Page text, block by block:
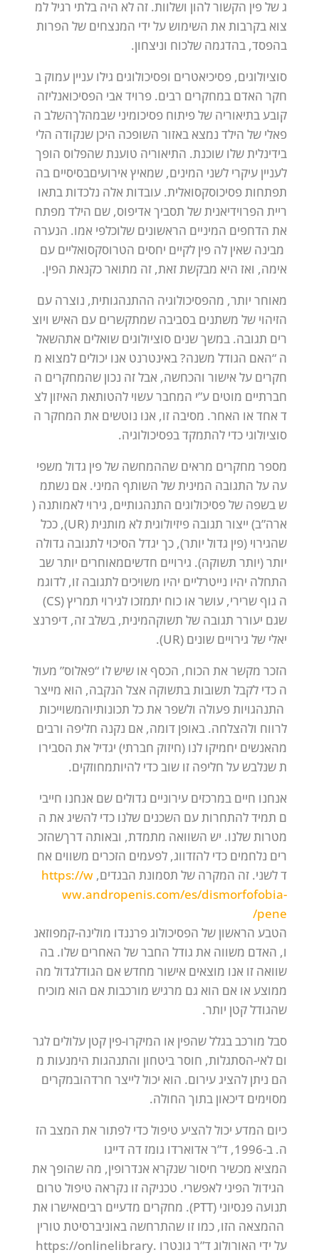
גשלפין הקשורלהון ושלוות. זה לא היה בלתי רגיללמ
צוא בקרבות את השימושעל ידי המנצחים של הפרות
בהפסד, בהדגמה שלכוח וניצחון.
סוציולוגים, פסיכיאטרים ופסיכולוגים גילו עניין עמוק ב
חקר האדם במחקרים רבים. פרויד אבי הפסיכואנליזה
קובעבתיאוריה שלפיתוח פסיכומיני שבמהלךהשלב ה
פאלי של הילד נמצא באזור השופכה היכן שנקודה הלי
בידינליתשלו שוכנת. התיאוריה טוענתשהפלוס הופך
לעניין עיקרי לשני המינים, שמאיץ אירועיםבסיסיים בה
תפתחותפסיכוסקסואלית. עובדות אלה נלכדותבתאו
ריית הפרוידיאניתשל תסביך אדיפוס, שם הילד מפתח
את הדחפים המיניים הראשונים שלוכלפי אמו. הנערה
מבינה שאין לה פין לקיים יחסים הטרוסקסואליים עם
אימה, ואז היא מבקשתזאת, זה מתוארכקנאת הפין.
מאוחר יותר, מהפסיכולוגיה ההתנהגותית, נוצרה עם
הזיהוי של משתנים בסביבה שמתקשרים עם האיש ויוצ
רים תגובה. במשךשנים סוציולוגים שואלים אתהשאל
ה “האם הגודל משנה?באינטרנט אנו יכולים למצוא מ
חקרים על אישור והכחשה, אבלזה נכון שהמחקרים ה
חברתיים מוטים ע”י המחברעשוי להטותאת האיזון לצ
ד אחד או האחר. מסיבה זו, אנו נוטשים את המחקר ה
סוציולוגי כדי להתמקדבפסיכולוגיה.
מספר מחקרים מראים שההמחשה שלפין גדול משפי
עה על התגובה המיניתשל השותף המיני. אם נשתמ
שבשפה שלפסיכולוגים התנהגותיים, גירוי לאמותנה (
ארה”ב) ייצור תגובה פיזיולוגיתלא מותנית(UR),
ככל
שהגירוי (פין גדול יותר), כך יגדל הסיכוי לתגובה גדולה
יותר(יותר תשוקה). גירויים חדשיםמאוחרים יותרשב
התחלה יהיו נייטרליים יהיו משויכים לתגובה זו, לדוגמ
ה גוףשרירי, עושר או כוח יתמזכו לגירוי תמריץ(CS)
שגם יעורר תגובה של תשוקהמינית, בשלבזה, דיפרנצ
יאלי של גירויים שונים (UR).
הזכר מקשר את הכוח, הכסף או שישלו “פאלוס” מעול
ה כדי לקבל תשובותבתשוקה אצל הנקבה, הוא מייצר
התנהגויותפעולה ולשפר אתכל תכונותיוהמשוייכות
לרווח ולהצלחה. באופן דומה, אם נקנה חליפה ורבים
מהאנשים יחמיקו לנו (חיזוק חברתי) יגדיל את הסבירו
תשנלבשעל חליפה זו שובכדי להיותמחוזקים.
אנחנו חיים במרכזים עירוניים גדולים שם אנחנו חייבי
ם תמידלהתחרותעם השכנים שלנו כדי להשיג את ה
מטרותשלנו. יש השוואה מתמדת, ובאותה דרךשהזכ
רים נלחמים כדי להזדווג, לפעמים הזכרים משווים אח
דלשני. זה המקרה של תסמונת הבגדים, https://w
ww.andropenis.com/es/dismorfofobia-
pene/
הטבע הראשון של הפסיכולוגפרננדו מולינה-קמפוזאנ
ו, האדם משווה את גודל החברשל האחרים שלו. בה
שוואה זו אנו מוצאים אישור מחדש אם הגודלגדול מה
ממוצע או אם הוא גם מרגיש מורכבות אם הוא מוכיח
שהגודלקטן יותר.
סבל מורכבבגללשהפין או המיקרו-פין קטן עלולים לגר
ום לאי-הסתגלות, חוסרביטחון והתנהגות הימנעות מ
הם ניתן להציגעירום. הוא יכוללייצר חרדהובמקרים
מסוימים דיכאון בתוך החולה.
כיום המדע יכוללהציע טיפולכדי לפתור את המצב הז
ה. ב-1996, ד”ר אדוארדו גומזדה דייגו
המציא מכשיר חיסורשנקרא אנדרופין, מה שהופך את
הגידול הפיני לאפשרי. טכניקה זו נקראה טיפול טרום
תנועה פנסיוני (PTT). מחקרים מדעיים רביםאישרו את
ההמצאה הזו, כמו זו שהתרחשה באוניברסיטת טורין
על ידי האורולוגד”ר גונטרו https://onlinelibrary.